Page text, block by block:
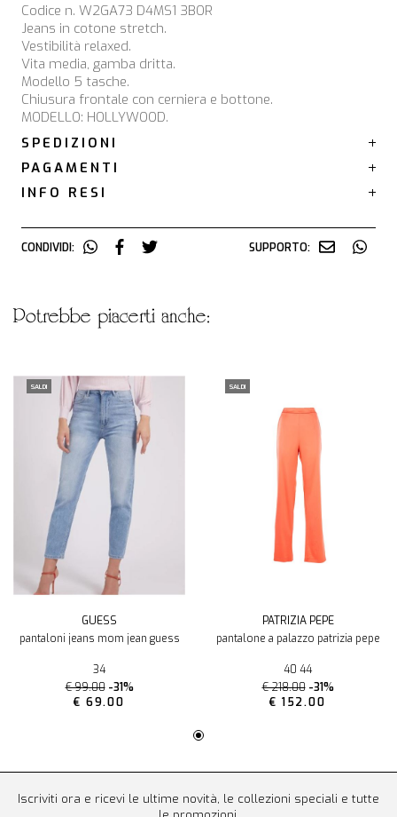
Codice n. W2GA73 D4MS1 3BOR
Jeans in cotone stretch.
Vestibilità relaxed.
Vita media, gamba dritta.
Modello 5 tasche.
Chiusura frontale con cerniera e bottone.
MODELLO: HOLLYWOOD.
SPEDIZIONI
PAGAMENTI
INFO RESI
CONDIVIDI: SUPPORTO:
potrebbe piacerti anche:
SALDI
GUESS
pantaloni jeans mom jean guess
34
€ 99.00 -31%
€ 69.00
SALDI
PATRIZIA PEPE
pantalone a palazzo patrizia pepe
40 44
€ 218.00 -31%
€ 152.00
Iscriviti ora e ricevi le ultime novità, le collezioni speciali e tutte